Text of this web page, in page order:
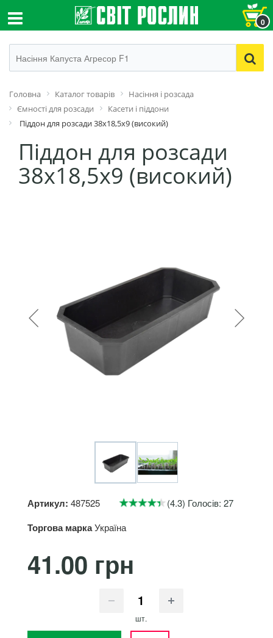
0
Головна Каталог товарів
Насіння і розсада
Ємності для розсади
Касети і піддони
Піддон для розсади 38х18,5х9 (високий)
Піддон для розсади
38х18,5х9 (високий)
Артикул: 487525 (4.3) Голосів: 27
Торгова маркаУкраїна
41.00 грн
шт.